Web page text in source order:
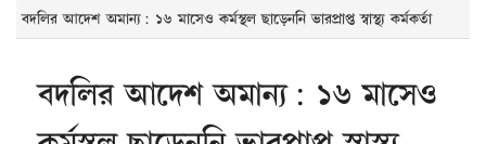
বদলির আদেশ অমান্য: ১৬ মাসেও কর্মস্থল ছাড়েননি ভারপ্রাপ্ত স্বাস্থ্য কর্মকর্তা
বদলির আদেশ অমান্য: ১৬ মাসেও